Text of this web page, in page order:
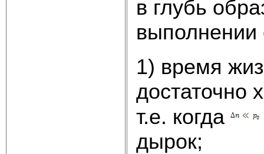
в глубь
выполнении
1) время
достаточно
т.е. когда
дырок;